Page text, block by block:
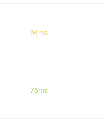
94ms
75ms